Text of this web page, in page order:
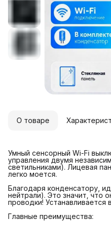
О товаре
Умный сенсорный Wi-Fi
управления двумя
светильниками). Лицевая
легко моется.
Благодаря конденсатору,
нейтрали). Это значит, что
проводки! Устанавливается
Главные преимущества: